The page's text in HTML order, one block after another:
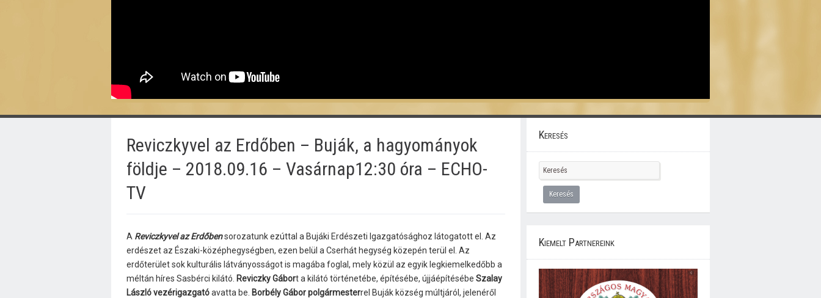
Reviczkyvel az Erdőben – Buják, a hagyományok
földje – 2018.09.16 – Vasárnap12:30 óra – ECHO-
TV
A Reviczkyvel az Erdőbensorozatunk ezúttal a Bujáki Erdészeti Igazgatósághoz látogatott el. Az
erdészet az Északi-középhegységben, ezen belül a Cserhát hegység közepén terül el. Az
erdőterület sok kulturális látványosságot is magába foglal, mely közül az egyik legkiemelkedőbb a
méltán híres Sasbérci kilátó. Reviczky Gábort a kilátó történetébe, építésébe, újjáépítésébe Szalay
László vezérigazgatóavatta be. Borbély Gábor polgármesterrel Buják község múltjáról, jelenéről
Keresés
Kiemelt Partnereink